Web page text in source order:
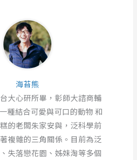
海苔熊
大心研所畢，彰師大諮商輔
種結合可愛與可口的動物 和
的老闆朱家安與，泛科學前
複雜的三角關係。目前為泛
失落戀花園、姊妹淘等多個